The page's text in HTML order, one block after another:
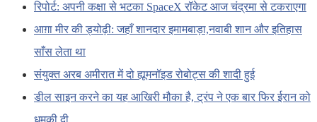
रिपोर्ट: अपनी कक्षा से भटका SpaceX रॉकेट आज चंद्रमा से टकराएगा
आग़ा मीर की ड्योढ़ी: जहाँ शानदार इमामबाड़ा,नवाबी शान और इतिहास
साँस लेता था
संयुक्त अरब अमीरात में दो ह्यूमनॉइड रोबोट्स की शादी हुई
डील साइन करने का यह आखिरी मौका है, ट्रंप ने एक बार फिर ईरान को
धमकी दी